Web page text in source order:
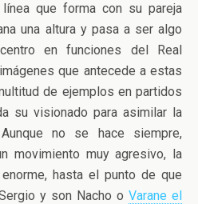
que forma con su pareja
una altura y pasa a ser algo
en funciones del Real
que antecede a estas
de ejemplos en partidos
su visionado para asimilar la
no se hace siempre,
movimiento muy agresivo, la
hasta el punto de que
y son Nacho o Varane el